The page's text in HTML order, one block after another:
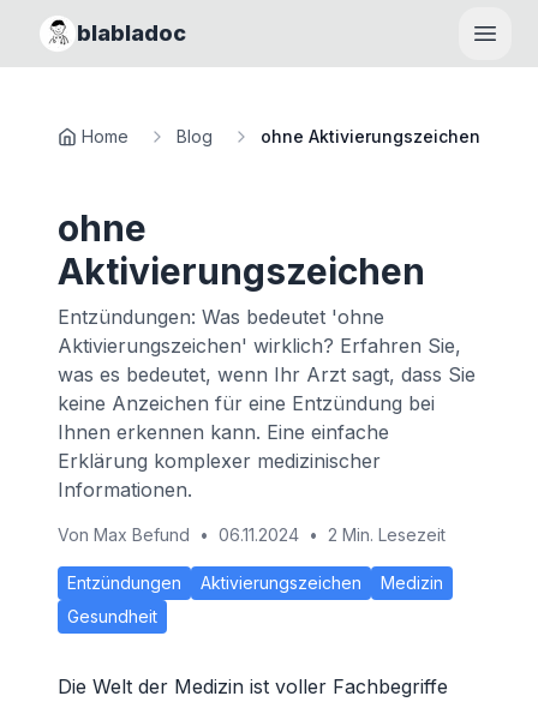
blabladoc
Home Blog ohne Aktivierungszeichen
ohne
Aktivierungszeichen
Entzündungen: Was bedeutet 'ohne
Aktivierungszeichen' wirklich? Erfahren Sie,
was es bedeutet, wenn Ihr Arzt sagt, dass Sie
keine Anzeichen für eine Entzündung bei
Ihnen erkennen kann. Eine einfache
Erklärung komplexer medizinischer
Informationen.
Von Max Befund • 06.11.2024 • 2 Min. Lesezeit
Entzündungen Aktivierungszeichen
Medizin
Gesundheit
Die Welt der Medizin ist voller Fachbegriffe